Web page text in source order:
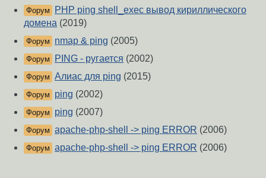
Форум
PHP ping shell_exec вывод кириллического
домена (2019)
Форум nmap & ping (2005)
Форум PING - ругается (2002)
Форум Алиас для ping (2015)
Форум ping (2002)
Форум ping (2007)
Форум apache-php-shell -> ping ERROR (2006)
Форум apache-php-shell -> ping ERROR (2006)